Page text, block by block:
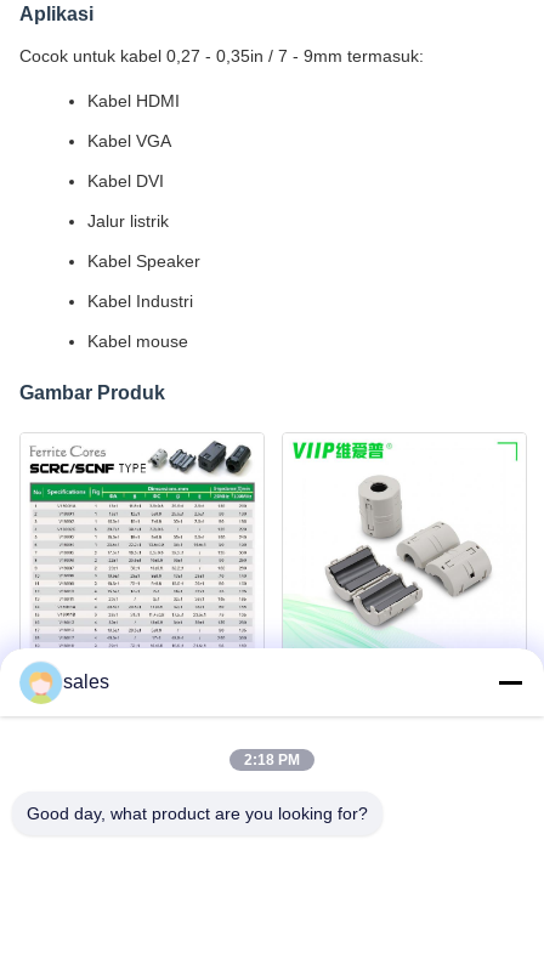
Aplikasi
Cocok untuk kabel 0,27 - 0,35in / 7 - 9mm termasuk:
Kabel HDMI
Kabel VGA
Kabel DVI
Jalur listrik
Kabel Speaker
Kabel Industri
Kabel mouse
Gambar Produk
sales
2:18 PM
Good day, what product are you looking for?